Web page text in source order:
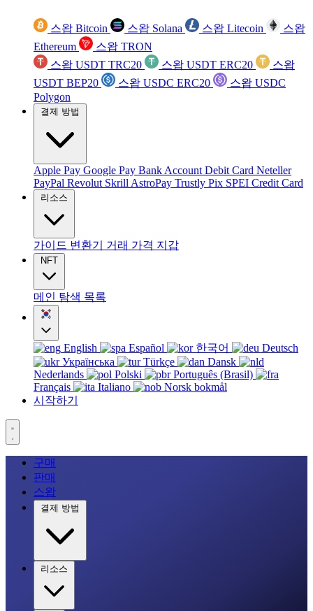
스왑 Bitcoin 스왑 Solana 스왑 Litecoin
스왑
Ethereum
스왑 TRON
스왑 USDT TRC20
스왑 USDT ERC20
스왑
USDT BEP20
스왑 USDC ERC20
스왑 USDC
Polygon
결제 방법
Apple Pay Google Pay Bank Account Debit Card Neteller
PayPal Revolut Skrill AstroPay Trustly Pix SPEI Credit Card
리소스
가이드 변환기 거래 가격 지갑
NFT
메인 탐색 목록
English Español 한국어
Deutsch
Українська
Türkçe
Dansk
Nederlands
Polski
Português (Brasil)
Français
Italiano
Norsk bokmål
시작하기
구매
판매
스왑
결제 방법
리소스